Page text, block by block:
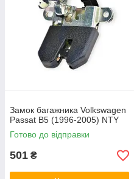
Замок багажника Volkswagen
Passat B5 (1996-2005) NTY
Готово до відправки
501 ₴